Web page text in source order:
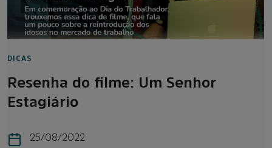
DICAS
Resenha do filme: Um Senhor
Estagiário
25/08/2022